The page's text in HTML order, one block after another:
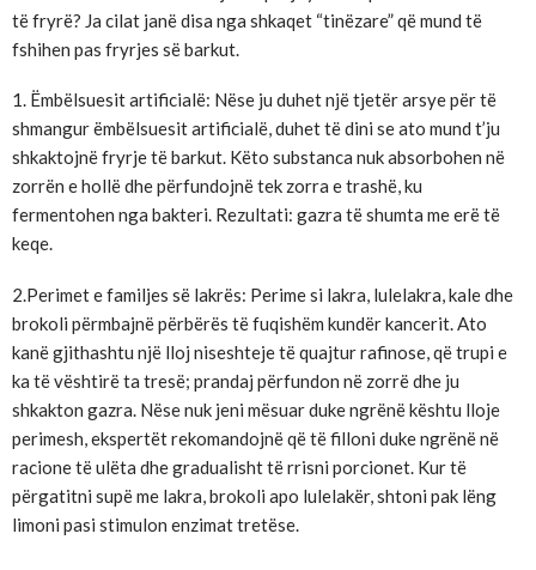
të fryrë? Ja cilat janë disa nga shkaqet “tinëzare” që mund të
fshihen pas fryrjes së barkut.
1. Ëmbëlsuesit artificialë: Nëse ju duhet një tjetër arsye për të
shmangur ëmbëlsuesit artificialë, duhet të dini se ato mund t’ju
shkaktojnë fryrje të barkut. Këto substanca nuk absorbohen në
zorrën e hollë dhe përfundojnë tek zorra e trashë, ku
fermentohen nga bakteri. Rezultati: gazra të shumta me erë të
keqe.
2.Perimet e familjes së lakrës: Perime si lakra, lulelakra, kale dhe
brokoli përmbajnë përbërës të fuqishëm kundër kancerit. Ato
kanë gjithashtu një lloj niseshteje të quajtur rafinose, që trupi e
ka të vështirë ta tresë; prandaj përfundon në zorrë dhe ju
shkakton gazra. Nëse nuk jeni mësuar duke ngrënë kështu lloje
perimesh, ekspertët rekomandojnë që të filloni duke ngrënë në
racione të ulëta dhe gradualisht të rrisni porcionet. Kur të
përgatitni supë me lakra, brokoli apo lulelakër, shtoni pak lëng
limoni pasi stimulon enzimat tretëse.